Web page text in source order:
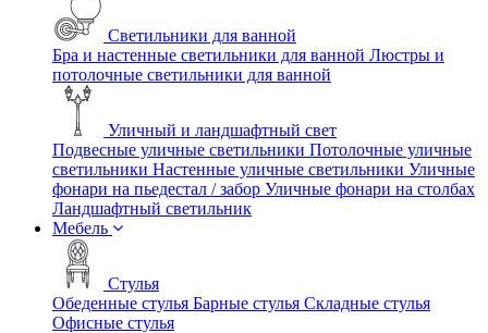
Светильники для ванной
Бра и настенные светильники для ванной Люстры и
потолочные светильники для ванной
Уличный и ландшафтный свет
Подвесные уличные светильники Потолочные уличные
светильники Настенные уличные светильники Уличные
фонари на пьедестал / забор Уличные фонари на столбах
Ландшафтный светильник
Мебель
Стулья
Обеденные стулья Барные стулья Складные стулья
Офисные стулья